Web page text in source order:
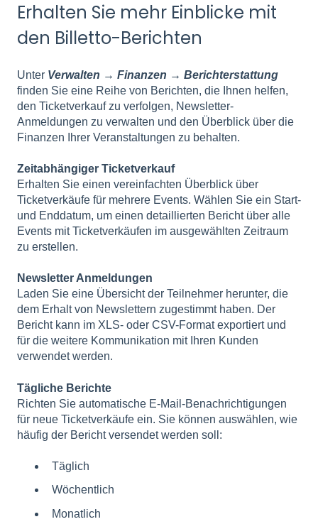
Erhalten Sie mehr Einblicke mit
den Billetto-Berichten
Unter Verwalten → Finanzen → Berichterstattung
finden Sie eine Reihe von Berichten, die Ihnen helfen,
den Ticketverkauf zu verfolgen, Newsletter-
Anmeldungen zu verwalten und den Überblick über die
Finanzen Ihrer Veranstaltungen zu behalten.
Zeitabhängiger Ticketverkauf
Erhalten Sie einen vereinfachten Überblick über
Ticketverkäufe für mehrere Events. Wählen Sie ein Start-
und Enddatum, um einen detaillierten Bericht über alle
Events mit Ticketverkäufen im ausgewählten Zeitraum
zu erstellen.
Newsletter Anmeldungen
Laden Sie eine Übersicht der Teilnehmer herunter, die
dem Erhalt von Newslettern zugestimmt haben. Der
Bericht kann im XLS- oder CSV-Format exportiert und
für die weitere Kommunikation mit Ihren Kunden
verwendet werden.
Tägliche Berichte
Richten Sie automatische E-Mail-Benachrichtigungen
für neue Ticketverkäufe ein. Sie können auswählen, wie
häufig der Bericht versendet werden soll:
Täglich
Wöchentlich
Monatlich